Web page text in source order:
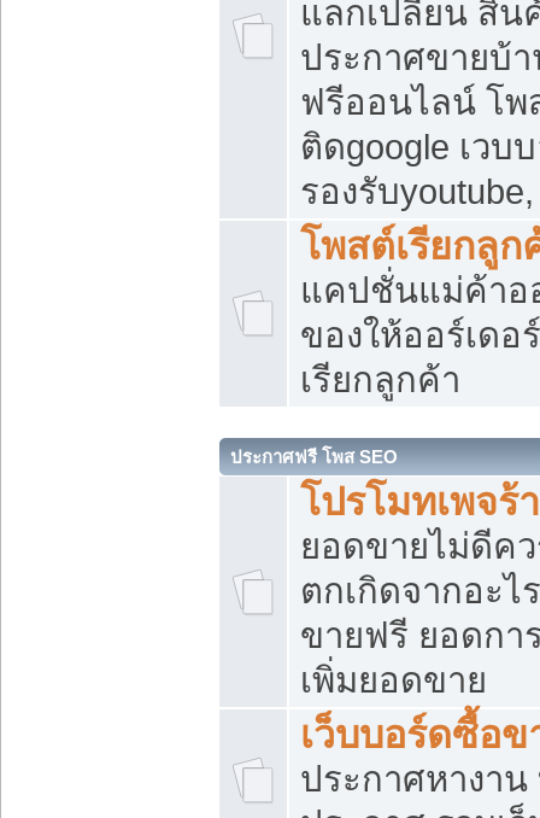
แลกเปลี่ยน สิน
ประกาศขายบ้
ฟรีออนไลน์ โพ
ติดgoogle เวบ
รองรับ
โพสต์เรียกลูก
แคปชั่นแม่ค้าอ
ของให้ออร์เดอ
เรียกลูกค้า
ประกาศฟรี โพส SEO
โปรโมทเพจร้
ยอดขายไม่ดีค
ตกเกิดจากอะไ
ขายฟรี ยอดกา
เพิ่มยอดขาย
เว็บบอร์ดซื้อข
ประกาศหางาน